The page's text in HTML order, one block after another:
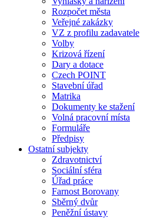
Rozpočet města
Veřejné zakázky
VZ z profilu zadavatele
Volby
Krizová řízení
Dary a dotace
Czech POINT
Stavební úřad
Matrika
Dokumenty ke stažení
Volná pracovní místa
Formuláře
Předpisy
Ostatní subjekty
Zdravotnictví
Sociální sféra
Úřad práce
Farnost Borovany
Sběrný dvůr
Peněžní ústavy